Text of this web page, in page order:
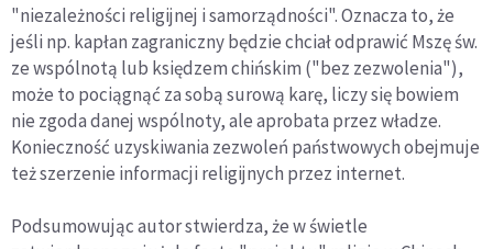
"niezależności religijnej i samorządności". Oznacza to, że
jeśli np. kapłan zagraniczny będzie chciał odprawić Mszę św.
ze wspólnotą lub księdzem chińskim ("bez zezwolenia"),
może to pociągnąć za sobą surową karę, liczy się bowiem
nie zgoda danej wspólnoty, ale aprobata przez władze.
Konieczność uzyskiwania zezwoleń państwowych obejmuje
też szerzenie informacji religijnych przez internet.
Podsumowując autor stwierdza, że w świetle